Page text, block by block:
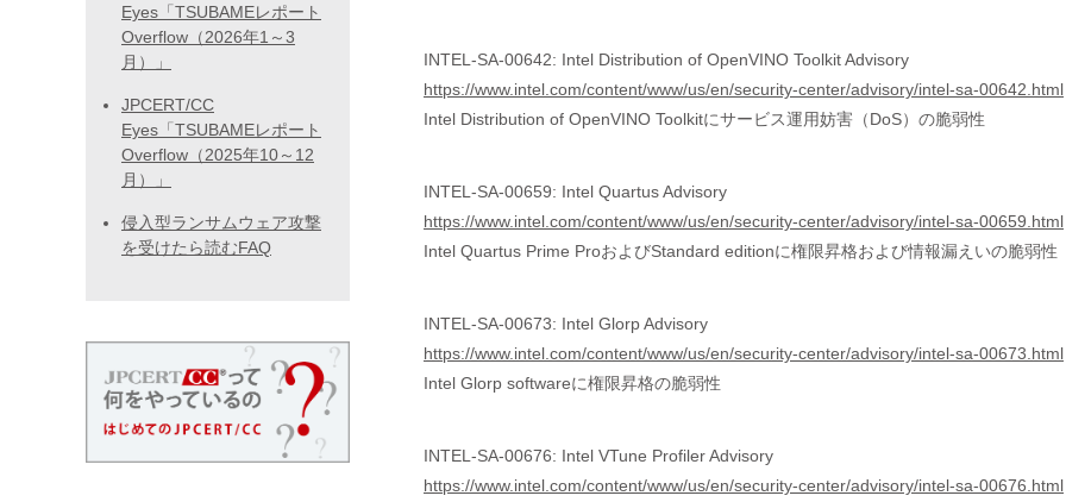
INTEL-SA-00642: Intel Distribution of OpenVINO Toolkit Advisory
https://www.intel.com/content/www/us/en/security-center/advisory/intel-sa-00642.html
Intel Distribution of OpenVINO Toolkitにサービス運用妨害（DoS）の脆弱性
INTEL-SA-00659: Intel Quartus Advisory
https://www.intel.com/content/www/us/en/security-center/advisory/intel-sa-00659.html
Intel Quartus Prime ProおよびStandard editionに権限昇格および情報漏えいの脆弱性
INTEL-SA-00673: Intel Glorp Advisory
https://www.intel.com/content/www/us/en/security-center/advisory/intel-sa-00673.html
Intel Glorp softwareに権限昇格の脆弱性
INTEL-SA-00676: Intel VTune Profiler Advisory
https://www.intel.com/content/www/us/en/security-center/advisory/intel-sa-00676.html
Eyes「TSUBAMEレポート
Overflow（2026年1～3
月）」
JPCERT/CC
Eyes「TSUBAMEレポート
Overflow（2025年10～12
月）」
侵入型ランサムウェア攻撃
を受けたら読むFAQ